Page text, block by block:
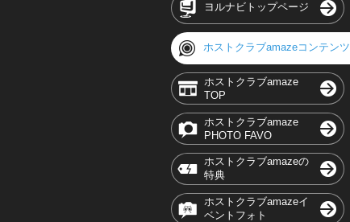
ヨルナビトップページ
ホストクラブamazeコンテンツ
ホストクラブamaze
TOP
ホストクラブamaze
PHOTO FAVO
ホストクラブamazeの
特典
ホストクラブamazeイ
ベントフォト